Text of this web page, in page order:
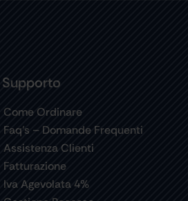
Supporto
Come Ordinare
Faq’s – Domande Frequenti
Assistenza Clienti
Fatturazione
Iva Agevolata 4%